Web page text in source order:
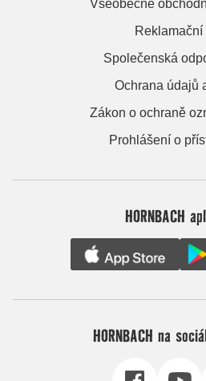
Všeobecné
Reklamační
Společenská
Ochrana údajů
Zákon o ochraně
Prohlášení o
HORNBACH
HORNBACH na